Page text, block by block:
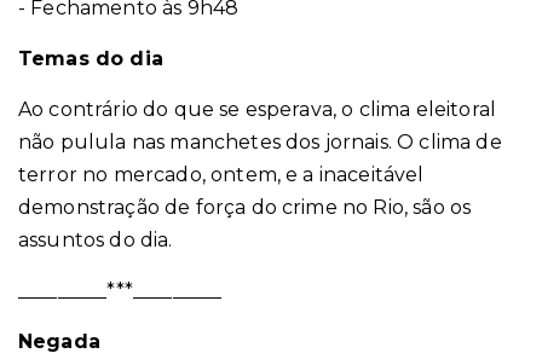
- Fechamento às 9h48
Temas do dia
Ao contrário do que se esperava, o clima eleitoral
não pulula nas manchetes dos jornais. O clima de
terror no mercado, ontem, e a inaceitável
demonstração de força do crime no Rio, são os
assuntos do dia.
_________***_________
Negada